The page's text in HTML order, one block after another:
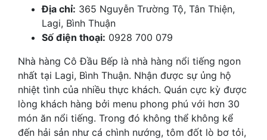
Địa chỉ: 365 Nguyễn Trường Tộ, Tân Thiện,
Lagi, Bình Thuận
Số điện thoại: 0928 700 079
Nhà hàng Cô Đầu Bếp là nhà hàng nổi tiếng ngon
nhất tại Lagi, Bình Thuận. Nhận được sự ủng hộ
nhiệt tình của nhiều thực khách. Quán cực kỳ được
lòng khách hàng bởi menu phong phú với hơn 30
món ăn nổi tiếng. Trong đó không thể không kể
đến hải sản như cá chình nướng, tôm đốt lò bơ tỏi,